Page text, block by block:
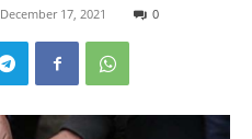
December 17, 2021 0